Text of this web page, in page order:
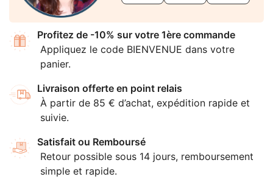
Profitez de -10% sur votre 1ère commande
Appliquez le code BIENVENUE dans votre
panier.
Livraison offerte en point relais
À partir de 85 € d’achat, expédition rapide et
suivie.
Satisfait ou Remboursé
Retour possible sous 14 jours, remboursement
simple et rapide.